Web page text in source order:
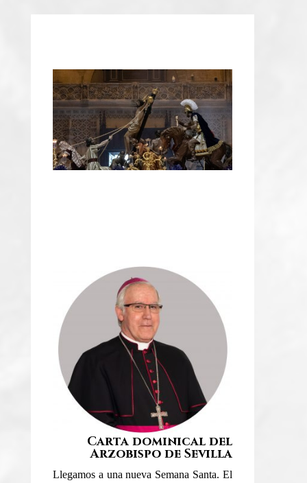
Carta dominical del
Arzobispo de Sevilla
Llegamos a una nueva Semana Santa. El